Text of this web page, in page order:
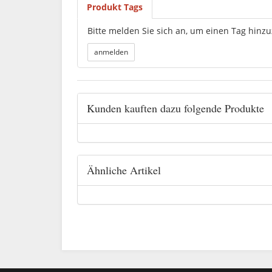
Produkt Tags
Bitte melden Sie sich an, um einen Tag
Kunden kauften dazu folgende Produkte
Ähnliche Artikel